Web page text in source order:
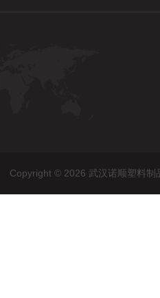
Copyright © 2026 武汉诺顺塑料